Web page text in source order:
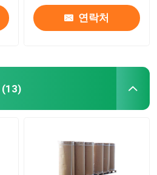
연락처
(13)